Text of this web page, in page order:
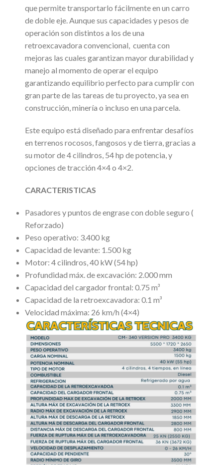
que permite transportarlo fácilmente en un carro
de doble eje. Aunque sus capacidades y pesos de
operación son distintos a los de una
retroexcavadora convencional, cuenta con
mejoras las cuales garantizan mayor durabilidad y
manejo al momento de operar el equipo
garantizando equilibrio perfecto para cumplir con
gran parte de las tareas de tu proyecto, ya sea en
construcción, minería o incluso en una parcela.
Este equipo está diseñado para enfrentar desafíos
en terrenos rocosos, fangosos y de tierra, gracias a
su motor de 4 cilindros, 54 hp de potencia, y
opciones de tracción 4×4 o 4×2.
CARACTERISTICAS
Pasadores y puntos de engrase con doble seguro (
Reforzado)
Peso operativo: 3.400 kg
Capacidad de levante: 1.500 kg
Motor: 4 cilindros, 40 kW (54 hp)
Profundidad máx. de excavación: 2.000 mm
Capacidad del cargador frontal: 0.75 m³
Capacidad de la retroexcavadora: 0.1 m³
Velocidad máxima: 26 km/h (4×4)